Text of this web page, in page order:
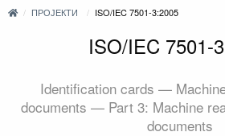
ПРОЈЕКТИ ISO/IEC 7501-3:2005
ISO/IEC 7501-
Identification cards —
documents — Part 3: Machine
documents